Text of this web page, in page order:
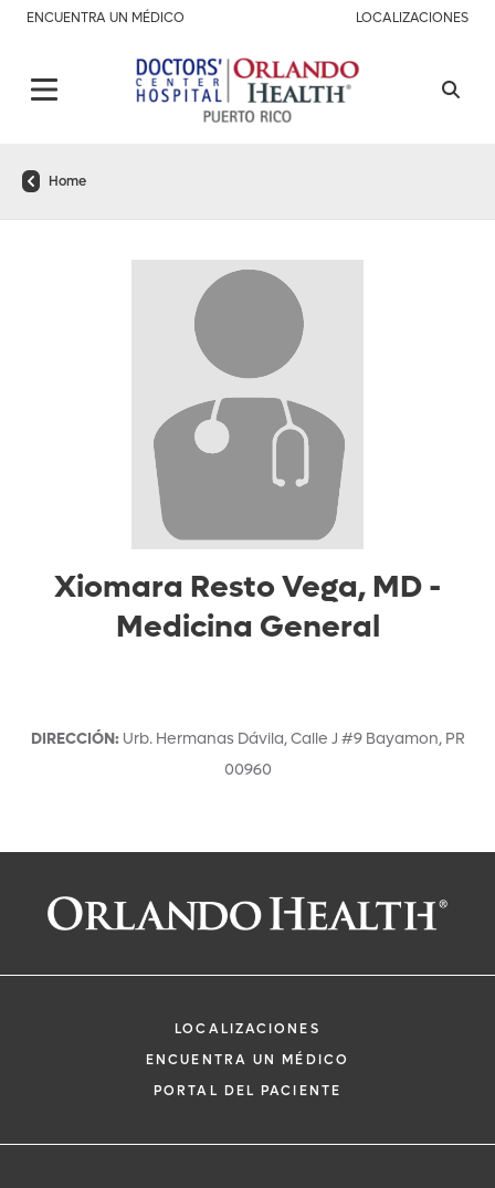
ENCUENTRA UN MÉDICO LOCALIZACIONES
Home
Xiomara Resto Vega, MD-
Medicina General
DIRECCIÓN: Urb. Hermanas Dávila, Calle J #9 Bayamon, PR
00960
Solicitar una cita con:
Xiomara Resto Vega, MD
Medicina General
LOCALIZACIONES
ENCUENTRA UN MÉDICO
PORTAL DEL PACIENTE